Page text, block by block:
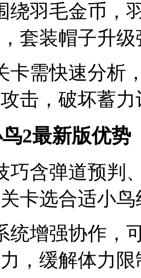
绕羽毛金币，
套装帽子升
卡需快速分析
击，破坏蓄
2最新版优势
巧含弹道预判
卡选合适小
统增强协作，
，缓解体力